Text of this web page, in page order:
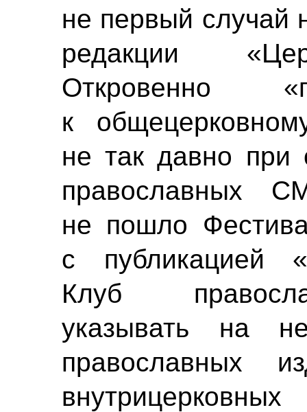
не первый случай
редакции
Откровенно
к
не так давно при
православных
не пошло
с публикацией
Клуб
указывать на
православных